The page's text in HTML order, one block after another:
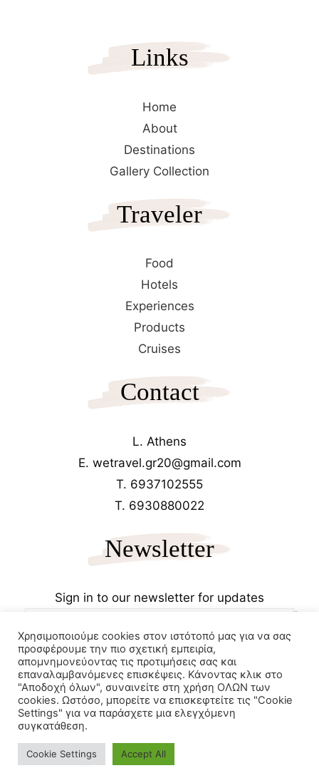
Links
Home
About
Destinations
Gallery Collection
Traveler
Food
Hotels
Experiences
Products
Cruises
Contact
L. Athens
E. wetravel.gr20@gmail.com
T. 6937102555
T. 6930880022
Newsletter
Sign in to our newsletter for updates
Copyrights 2025Wetravel.gr
Χρησιμοποιούμε cookies στον ιστότοπό μας για να σας
προσφέρουμε την πιο σχετική εμπειρία,
απομνημονεύοντας τις προτιμήσεις σας και
επαναλαμβανόμενες επισκέψεις. Κάνοντας κλικ στο
"Αποδοχή όλων", συναινείτε στη χρήση ΟΛΩΝ των
cookies. Ωστόσο, μπορείτε να επισκεφτείτε τις "Cookie
Settings" για να παράσχετε μια ελεγχόμενη
συγκατάθεση.
Cookie Settings Accept All